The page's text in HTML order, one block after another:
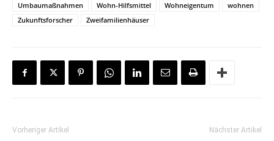
Umbaumaßnahmen
Wohn-Hilfsmittel Wohneigentum
wohnen
Zukunftsforscher
Zweifamilienhäuser
Vorheriger Artikel Nächster Artikel